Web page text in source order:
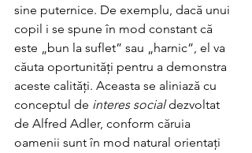
sine puternice. De exemplu, dacă unui
copil i se spune în mod constant că
este „bun la suflet” sau „harnic”, el va
căuta oportunități pentru a demonstra
aceste calități. Aceasta se aliniază cu
conceptul de interes social dezvoltat
de Alfred Adler, conform căruia
oamenii sunt în mod natural orientați